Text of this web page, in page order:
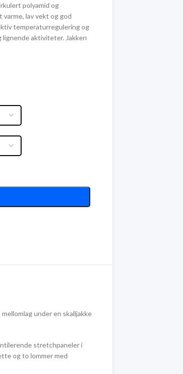
polyamid og
lav vekt og god
temperaturregulering og
aktiviteter. Jakken
under en skalljakke
stretchpaneler i
og to lommer med